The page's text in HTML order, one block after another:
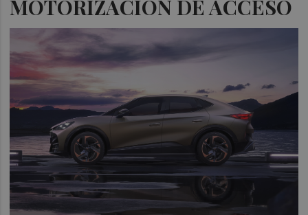
MOTORIZACIÓN DE ACCESO